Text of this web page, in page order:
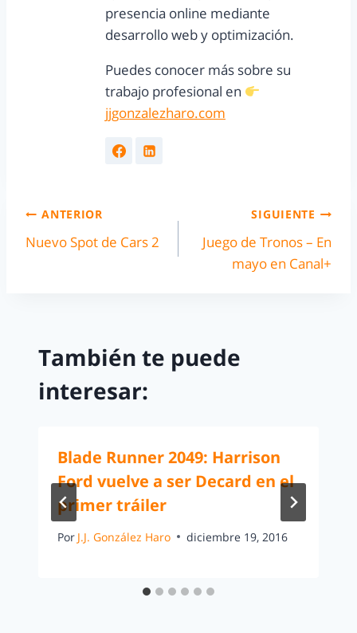
presencia online mediante
desarrollo web y optimización.
Puedes conocer más sobre su
trabajo profesional en
jjgonzalezharo.com
ANTERIOR
Nuevo Spot de Cars 2
SIGUIENTE
Juego de Tronos – En
mayo en Canal+
También te puede
interesar:
Blade Runner 2049: Harrison
Ford vuelve a ser Decard en el
primer tráiler
Por J.J. González Haro diciembre 19, 2016